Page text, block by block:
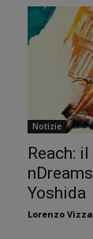
Notizie
Reach:
Yoshida
Lorenzo